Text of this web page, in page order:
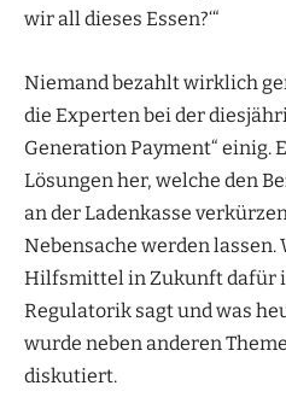
wir all dieses Essen?‘“
Niemand bezahlt wirklich
die Experten bei der
Generation Payment“ einig.
Lösungen her, welche den
an der Ladenkasse
Nebensache werden lassen.
Hilfsmittel in Zukunft dafür
Regulatorik sagt und was
wurde neben anderen
diskutiert.